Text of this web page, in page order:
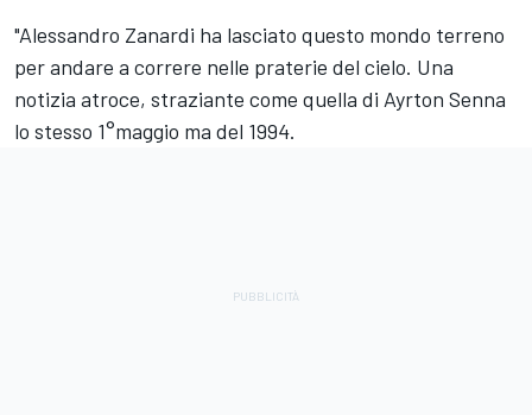
"Alessandro Zanardi ha lasciato questo mondo terreno
per andare a correre nelle praterie del cielo. Una
notizia atroce, straziante come quella di Ayrton Senna
lo stesso 1°maggio ma del 1994.